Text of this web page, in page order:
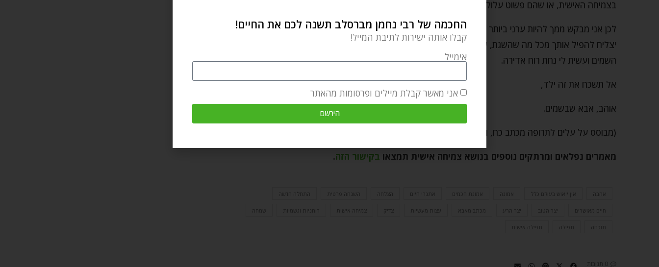
בצמיחה האישית, או שהם פשוט עלולים להרוג אותך מבפנים, מבחינה רוחנית. שים לב.
לכן אני מבקש ממך להיות ערני ביותר ולהסב את תשומת ליבך לתחבולות של היצר הרע, כדי שתוודא שהוא לא
יצליח להפיל אותך מכל מה שהשגת, שלא תפסיק לשמוח מכל טיפת טוב שעשית, זו שבגללה הרעשת את
השמים ועשית לי נחת רוח אדירה.
אל תשכח את זה ילד,
אוהב, אבא שבשמים.
(מבוסס על עלים לתרופה מכתב כח, וכן ליקוטי הלכות, הלכות בכור בהמה טהורה ד, כז).
מאמרים נפלאים ומרתקים נוספים בנושא צמיחה אישית תמצאו בקישור הזה.
אין ייאוש בעולם כלל אמונה אמונת חכמים אתגרי חיים הצלחה השגחה פרטית התחלה חדשה
חיים מאושרים יצר הטוב יצר הרע מכתב מאבא עצות מעשיות צדיק צמיחה אישית רוחניות וגשמיות שמחה
תוכחה תפילה תפילה אישית
0 תגובות
החכמה של רבי נחמן מברסלב תשנה לכם את החיים!
קבלו אותה ישירות לתיבת המייל!
אימייל
אני מאשר קבלת מיילים ופרסומות מהאתר
הירשם